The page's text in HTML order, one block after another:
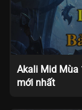
Akali Mid Mùa
mới nhất